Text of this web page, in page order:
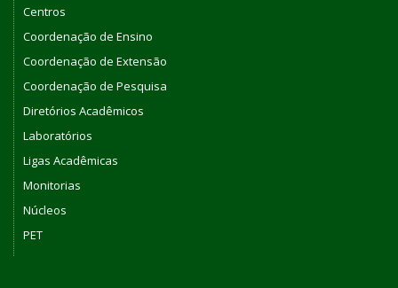
Centros
Coordenação de Ensino
Coordenação de Extensão
Coordenação de Pesquisa
Diretórios Acadêmicos
Laboratórios
Ligas Acadêmicas
Monitorias
Núcleos
PET